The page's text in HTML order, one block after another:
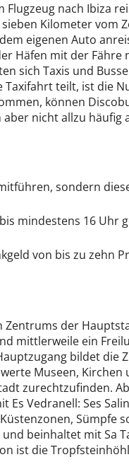
nach Ibiza
Kilometer vom
eigenen Auto
Häfen mit der Fähre
sich Taxis und
teilt, ist die
können
nicht allzu häufig
sondern
mindestens 16 Uhr
von bis zu zehn
Zentrums der
mittlerweile ein
bildet die
Museen, Kirchen
zurechtzufinden.
Es Vedranell: Ses
Sümpfe
beinhaltet mit Sa
ist die